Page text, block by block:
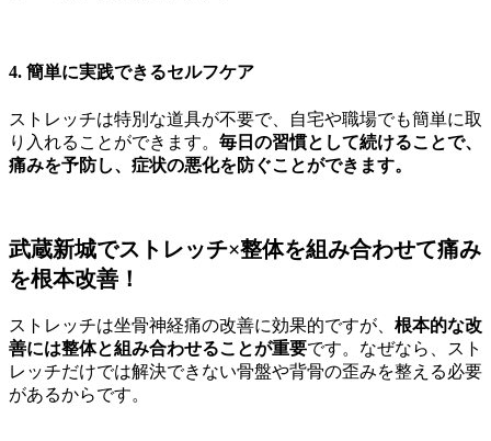
4. 簡単に実践できるセルフケア
ストレッチは特別な道具が不要で、自宅や職場でも簡単に取
り入れることができます。 毎日の習慣として続けることで、
痛みを予防し、症状の悪化を防ぐことができます。
武蔵新城でストレッチ×整体を組み合わせて痛み
を根本改善！
ストレッチは坐骨神経痛の改善に効果的ですが、 根本的な改
善には整体と組み合わせることが重要です。なぜなら、スト
レッチだけでは解決できない骨盤や背骨の歪みを整える必要
があるからです。